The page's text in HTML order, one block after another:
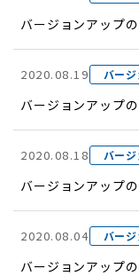
バージョンアップ
2020.08.19 バー
バージョンアップ
2020.08.18 バー
バージョンアップ
2020.08.04 バー
バージョンアップ